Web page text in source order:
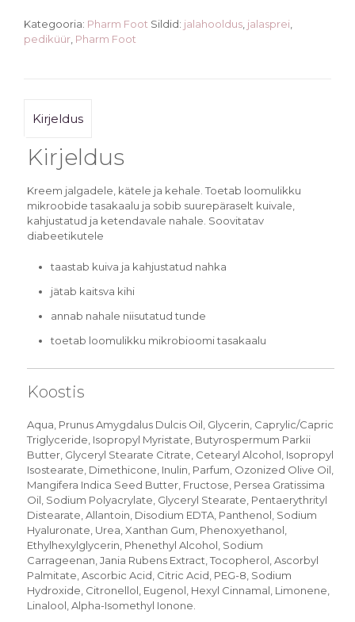
Kategooria: Pharm Foot Sildid: jalahooldus, jalasprei,
pediküür, Pharm Foot
Kirjeldus
Kirjeldus
Kreem jalgadele, kätele ja kehale. Toetab loomulikku
mikroobide tasakaalu ja sobib suurepäraselt kuivale,
kahjustatud ja ketendavale nahale. Soovitatav
diabeetikutele
taastab kuiva ja kahjustatud nahka
jätab kaitsva kihi
annab nahale niisutatud tunde
toetab loomulikku mikrobioomi tasakaalu
Koostis
Aqua, Prunus Amygdalus Dulcis Oil, Glycerin, Caprylic/Capric
Triglyceride, Isopropyl Myristate, Butyrospermum Parkii
Butter, Glyceryl Stearate Citrate, Cetearyl Alcohol, Isopropyl
Isostearate, Dimethicone, Inulin, Parfum, Ozonized Olive Oil,
Mangifera Indica Seed Butter, Fructose, Persea Gratissima
Oil, Sodium Polyacrylate, Glyceryl Stearate, Pentaerythrityl
Distearate, Allantoin, Disodium EDTA, Panthenol, Sodium
Hyaluronate, Urea, Xanthan Gum, Phenoxyethanol,
Ethylhexylglycerin, Phenethyl Alcohol, Sodium
Carrageenan, Jania Rubens Extract, Tocopherol, Ascorbyl
Palmitate, Ascorbic Acid, Citric Acid, PEG-8, Sodium
Hydroxide, Citronellol, Eugenol, Hexyl Cinnamal, Limonene,
Linalool, Alpha-Isomethyl Ionone.